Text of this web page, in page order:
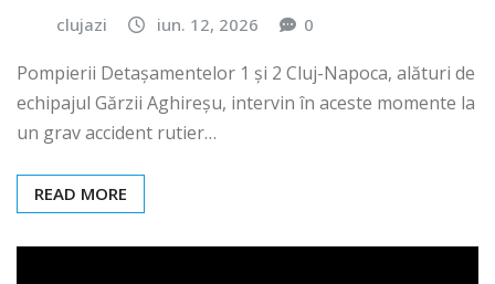
clujazi iun. 12, 2026 0
Pompierii Detașamentelor 1 și 2 Cluj-Napoca, alături de
echipajul Gărzii Aghireșu, intervin în aceste momente la
un grav accident rutier…
READ MORE